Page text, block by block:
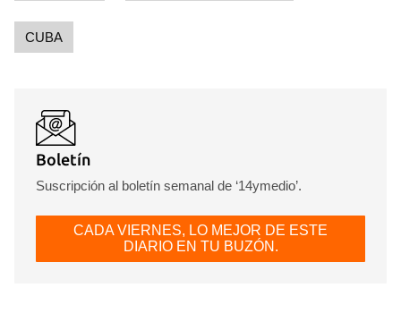
CUBA
Boletín
Suscripción al boletín semanal de ‘14ymedio’.
CADA VIERNES, LO MEJOR DE ESTE
DIARIO EN TU BUZÓN.